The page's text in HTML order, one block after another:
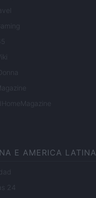
E AMERICA LATINA
24